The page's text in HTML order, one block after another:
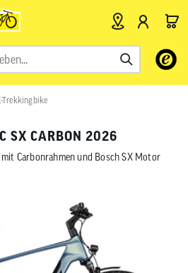
Verwende
Pfeile
nach
das
Trekkingbike
SX CARBON 2026
Carbonrahmen und Bosch SX Motor